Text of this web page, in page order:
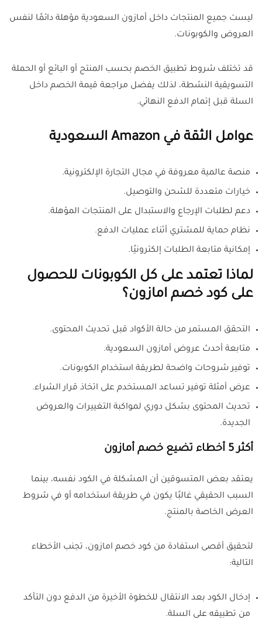
ليست جميع المنتجات داخل أمازون السعودية مؤهلة دائمًا لنفس
العروض والكوبونات.
قد تختلف شروط تطبيق الخصم بحسب المنتج أو البائع أو الحملة
التسويقية النشطة، لذلك يفضل مراجعة قيمة الخصم داخل
السلة قبل إتمام الدفع النهائي.
عوامل الثقة في Amazon السعودية
منصة عالمية معروفة في مجال التجارة الإلكترونية.
خيارات متعددة للشحن والتوصيل.
دعم لطلبات الإرجاع والاستبدال على المنتجات المؤهلة.
نظام حماية للمشتري أثناء عمليات الدفع.
إمكانية متابعة الطلبات إلكترونيًا.
لماذا تعتمد على كل الكوبونات للحصول
على كود خصم امازون؟
التحقق المستمر من حالة الأكواد قبل تحديث المحتوى.
متابعة أحدث عروض أمازون السعودية.
توفير شروحات واضحة لطريقة استخدام الكوبونات.
عرض أمثلة توفير تساعد المستخدم على اتخاذ قرار الشراء.
تحديث المحتوى بشكل دوري لمواكبة التغييرات والعروض
الجديدة.
أكثر 5 أخطاء تضيع خصم أمازون
يعتقد بعض المتسوقين أن المشكلة في الكود نفسه، بينما
السبب الحقيقي غالبًا يكون في طريقة استخدامه أو في شروط
العرض الخاصة بالمنتج.
لتحقيق أقصى استفادة من كود خصم امازون، تجنب الأخطاء
التالية:
إدخال الكود بعد الانتقال للخطوة الأخيرة من الدفع دون التأكد
من تطبيقه على السلة.